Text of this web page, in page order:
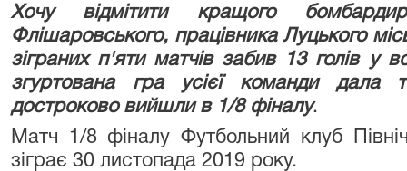
Хочу відмітити кращого
Флішаровського, працівника Луцького
зіграних п'яти матчів забив 13 голів у
згуртована гра усієї команди дала
достроково вийшли в 1/8 фіналу.
Матч 1/8 фіналу Футбольний клуб
зіграє 30 листопада 2019 року.